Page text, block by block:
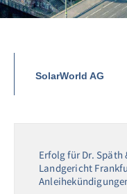
SolarWorld AG
Erfolg für Dr. Späth
Landgericht